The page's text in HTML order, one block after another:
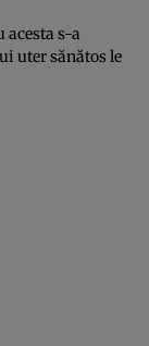
acesta s-a
uter sănătos le